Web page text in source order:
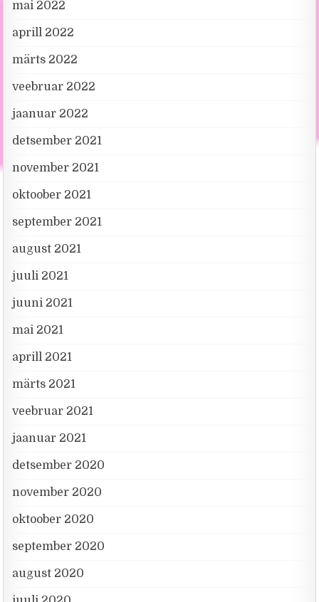
mai 2022
aprill 2022
märts 2022
veebruar 2022
jaanuar 2022
detsember 2021
november 2021
oktoober 2021
september 2021
august 2021
juuli 2021
juuni 2021
mai 2021
aprill 2021
märts 2021
veebruar 2021
jaanuar 2021
detsember 2020
november 2020
oktoober 2020
september 2020
august 2020